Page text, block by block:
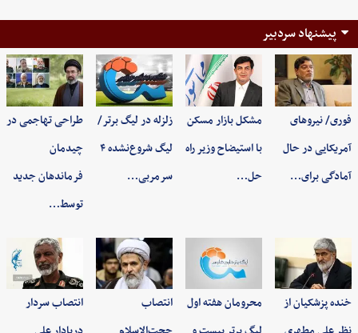
پیشنهاد سردبیر
فوری/ نیروهای
آمریکایی در حال
آمادگی برای…
مشکل بازار مسکن
با استیضاح وزیر راه
حل…
زلزله در لیگ برتر/
لیگ شروع‌نشده ۴
سرمربی…
طراحی تهاجمی در
چیدمان
فرماندهان جدید
توسط…
خنده پزشکیان از
محرومان هفته اول
انتصاب
انتصاب سردار